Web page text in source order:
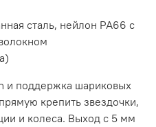
сталь, нейлон PA66 с
и поддержка шариковых
крепить звездочки,
и колеса. Выход с 5 мм